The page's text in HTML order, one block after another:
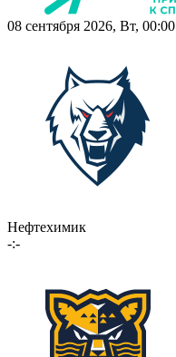
08 сентября 2026, Вт, 00:00
Нефтехимик
-:-